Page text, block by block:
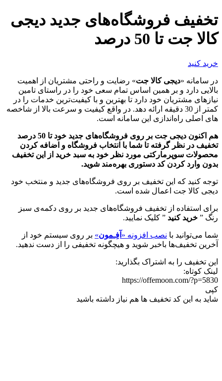
تخفیف فروشگاه‌های جدید دیجی
کالا جت تا 50 درصد
خرید کنید
در سامانه «دیجی کالا جت» رضایت و راحتی مشتریان از اهمیت
بالایی دارد و بر همین اساس تمام سعی خود را در راستای تامین
نیازهای مشتریان خود دارد تا بهترین و با کیفیت‌ترین خدمات را در
کمتر از 30 دقیقه ارائه دهد. در واقع کیفیت و سرعت بالا از شاخصه
های اصلی راه‌اندازی این سامانه است.
هم اکنون دیجی جت بر روی فروشگاه‌های جدید خود تا 50 درصد
تخفیف در نظر گرفته تا شما با انتخاب فروشگاه و اضافه کردن
محصولات سوپرمارکتی مورد نظر خود به سبد خرید از این تخفیف
بدون وارد کردن کد دستوری بهره‌مند شوید.
توجه کنید که این تخفیف بر روی فروشگاه‌های جدید و منتخب خود
دیجی کالا جت اعمال شده است.
برای استفاده از تخفیف فروشگاه‌های جدید بر روی دکمه‌ی سبز
رنگ ” خرید کنید ” کلیک نمایید.
شما می‌توانید با نصب افزونه « آفِـمون» بر روی سیستم خود از
آخرین تخفیف‌ها باخبر شوید و هیچگونه تخفیفی را از دست ندهید.
این تخفیف را به اشتراک بگذارید:
لینک کوتاه:
https://offemoon.com/?p=5830
کپی
شاید به این کد تخفیف ها هم نیاز داشته باشید